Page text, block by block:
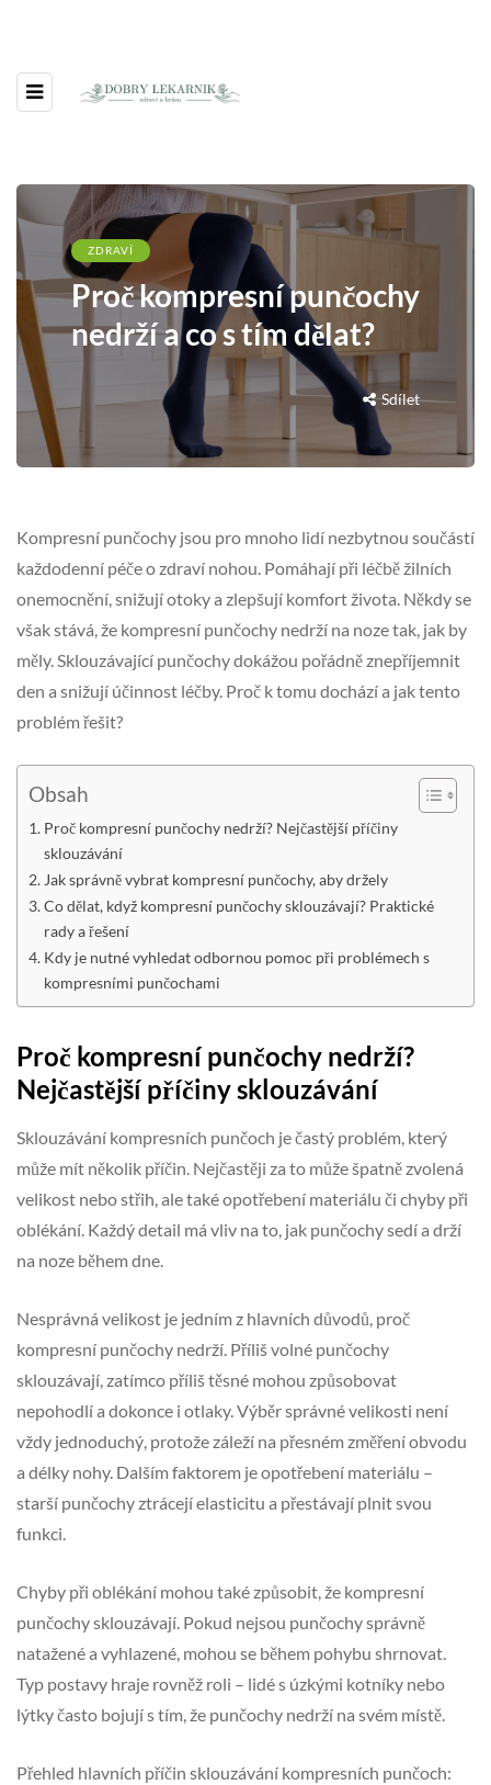
ZDRAVÍ
Proč kompresní punčochy
nedrží a co s tím dělat?
Sdílet
Kompresní punčochy jsou pro mnoho lidí nezbytnou součástí
každodenní péče o zdraví nohou. Pomáhají při léčbě žilních
onemocnění, snižují otoky a zlepšují komfort života. Někdy se
však stává, že kompresní punčochy nedrží na noze tak, jak by
měly. Sklouzávající punčochy dokážou pořádně znepříjemnit
den a snižují účinnost léčby. Proč k tomu dochází a jak tento
problém řešit?
Obsah
Proč kompresní punčochy nedrží? Nejčastější příčiny
sklouzávání
Jak správně vybrat kompresní punčochy, aby držely
Co dělat, když kompresní punčochy sklouzávají? Praktické
rady a řešení
Kdy je nutné vyhledat odbornou pomoc při problémech s
kompresními punčochami
Proč kompresní punčochy nedrží?
Nejčastější příčiny sklouzávání
Sklouzávání kompresních punčoch je častý problém, který
může mít několik příčin. Nejčastěji za to může špatně zvolená
velikost nebo střih, ale také opotřebení materiálu či chyby při
oblékání. Každý detail má vliv na to, jak punčochy sedí a drží
na noze během dne.
Nesprávná velikost je jedním z hlavních důvodů, proč
kompresní punčochy nedrží. Příliš volné punčochy
sklouzávají, zatímco příliš těsné mohou způsobovat
nepohodlí a dokonce i otlaky. Výběr správné velikosti není
vždy jednoduchý, protože záleží na přesném změření obvodu
a délky nohy. Dalším faktorem je opotřebení materiálu –
starší punčochy ztrácejí elasticitu a přestávají plnit svou
funkci.
Chyby při oblékání mohou také způsobit, že kompresní
punčochy sklouzávají. Pokud nejsou punčochy správně
natažené a vyhlazené, mohou se během pohybu shrnovat.
Typ postavy hraje rovněž roli – lidé s úzkými kotníky nebo
lýtky často bojují s tím, že punčochy nedrží na svém místě.
Přehled hlavních příčin sklouzávání kompresních punčoch: